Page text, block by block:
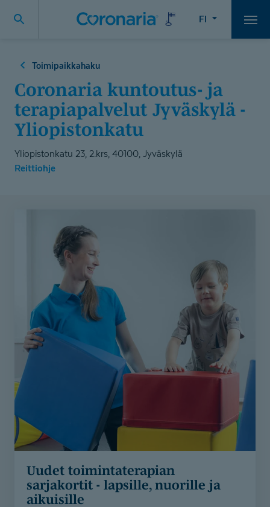
FI
Toimipaikkahaku
Coronaria kuntoutus- ja
terapiapalvelut Jyväskylä -
Yliopistonkatu
Yliopistonkatu 23, 2.krs, 40100, Jyväskylä
Reittiohje
Uudet toimintate­rapian
sarjakortit - lapsille, nuorille ja
aikuisille